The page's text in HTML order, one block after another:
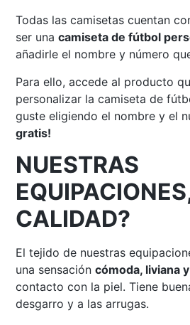
Todas las camisetas cuentan
ser unacamiseta de fútbol
añadirle el nombre y número
Para ello, accede al producto
personalizar la camiseta de
guste eligiendo el nombre y el
gratis!
NUESTRAS
CALIDAD?
El tejido de nuestras
una sensacióncómoda, liviana
contacto con la piel. Tiene
desgarro y a las arrugas.